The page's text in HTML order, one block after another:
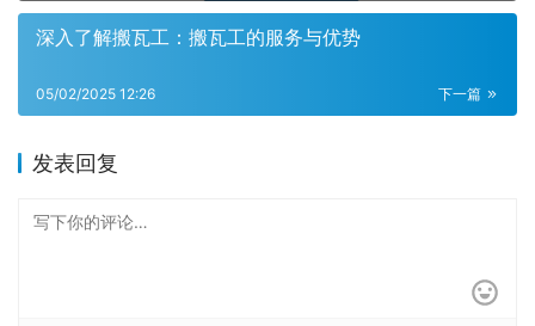
深入了解搬瓦工：搬瓦工的服务与优势
下一篇
05/02/2025 12:26
发表回复